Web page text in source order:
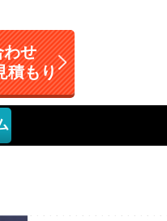
わせ
積もり